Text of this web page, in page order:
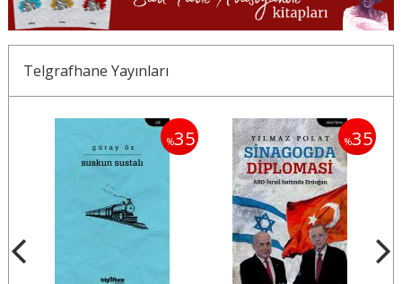
Telgrafhane Yayınları
%35 %35